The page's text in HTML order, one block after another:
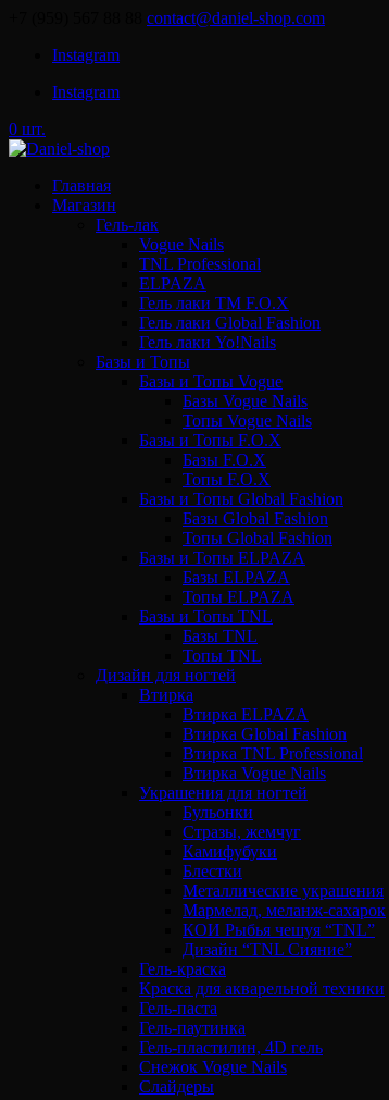
contact@daniel-shop.com
Instagram
Instagram
0 шт.
Главная
Магазин
Гель-лак
Vogue Nails
TNL Professional
ELPAZA
Гель лаки ТМ F.O.X
Гель лаки Global Fashion
Гель лаки Yo!Nails
Базы и Топы
Базы и Топы Vogue
Базы Vogue Nails
Топы Vogue Nails
Базы и Топы F.O.X
Базы F.O.X
Топы F.O.X
Базы и Топы Global Fashion
Базы Global Fashion
Топы Global Fashion
Базы и Топы ELPAZA
Базы ELPAZA
Топы ELPAZA
Базы и Топы TNL
Базы TNL
Топы TNL
Дизайн для ногтей
Втирка
Втирка ELPAZA
Втирка Global Fashion
Втирка TNL Professional
Втирка Vogue Nails
Украшения для ногтей
Бульонки
Стразы, жемчуг
Камифубуки
Блестки
Металлические украшения
Мармелад, меланж-сахарок
КОИ Рыбья чешуя “TNL”
Дизайн “TNL Сияние”
Гель-краска
Краска для акварельной техники
Гель-паста
Гель-паутинка
Гель-пластилин, 4D гель
Снежок Vogue Nails
Слайдеры